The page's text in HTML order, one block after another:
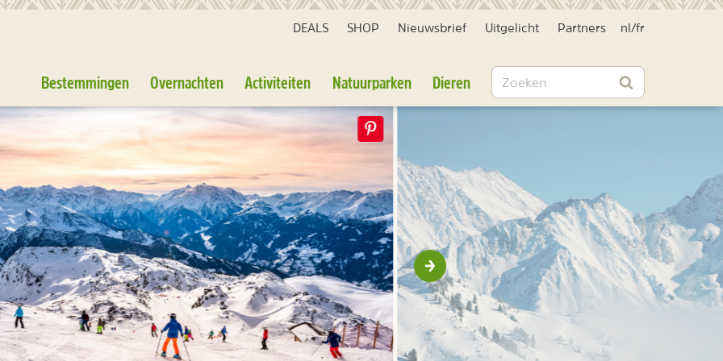
DEALS SHOP Nieuwsbrief Uitgelicht Partners nl /fr
Bestemmingen Overnachten Activiteiten Natuurparken Dieren Zoeken
Zoeken
Volgende